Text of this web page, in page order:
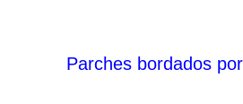
Parches bordados